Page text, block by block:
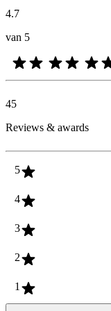
4.7
van 5
45
Reviews & awards
5
4
3
2
1